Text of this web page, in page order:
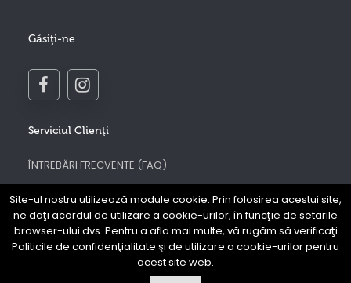
Site-ul nostru utilizează module cookie. Prin folosirea acestui site,
ne daţi acordul de utilizare a cookie-urilor, în funcţie de setările
browser-ului dvs. Pentru a afla mai multe, vă rugăm să verificaţi
Politicile de confidenţialitate şi de utilizare a cookie-urilor pentru
acest site web.
Găsiţi-ne
Serviciul Clienţi
ÎNTREBĂRI FRECVENTE (FAQ)
Regulamentul site-ului web Prouve
Politica de confidenţialitate